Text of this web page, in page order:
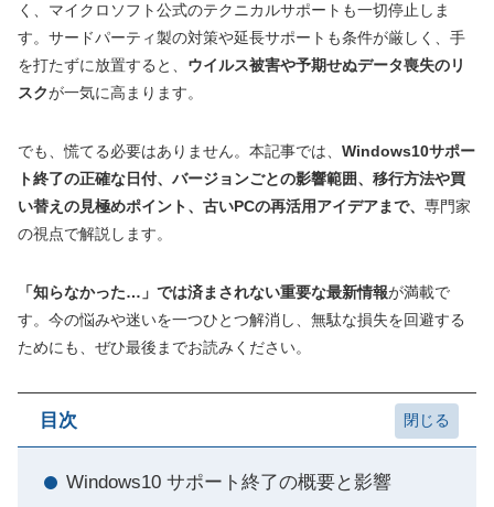
く、マイクロソフト公式のテクニカルサポートも一切停止しま
す。サードパーティ製の対策や延長サポートも条件が厳しく、手
を打たずに放置すると、 ウイルス被害や予期せぬデータ喪失のリ
スクが一気に高まります。
でも、慌てる必要はありません。本記事では、 Windows10サポー
ト終了の正確な日付、バージョンごとの影響範囲、移行方法や買
い替えの見極めポイント、古いPCの再活用アイデアまで、 専門家
の視点で解説します。
「知らなかった…」では済まされない重要な最新情報が満載で
す。今の悩みや迷いを一つひとつ解消し、無駄な損失を回避する
ためにも、ぜひ最後までお読みください。
目次
Windows10 サポート終了の概要と影響